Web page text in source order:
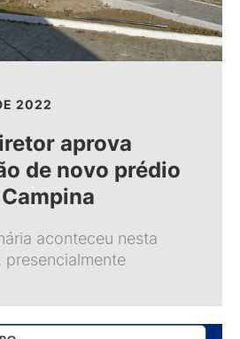
2022
aprova
de novo prédio
aconteceu nesta
presencialmente